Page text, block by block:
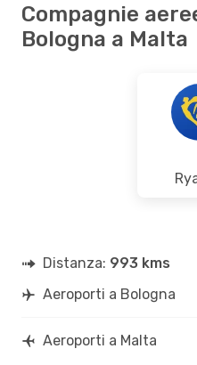
Compagnie
Bologna a Malta
Distanza: 993 kms
Aeroporti a Bologna
Aeroporti a Malta